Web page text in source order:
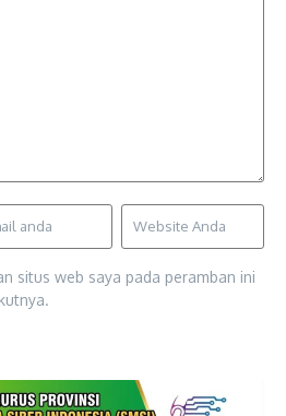
situs web saya pada peramban ini